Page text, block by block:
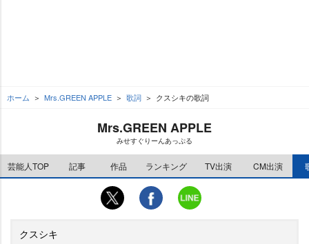
ホーム Mrs.GREEN APPLE 歌詞 クスシキの歌詞
Mrs.GREEN APPLE
みせすぐりーんあっぷる
芸能人TOP 記事 作品 ランキング TV出演 CM出演
クスシキ